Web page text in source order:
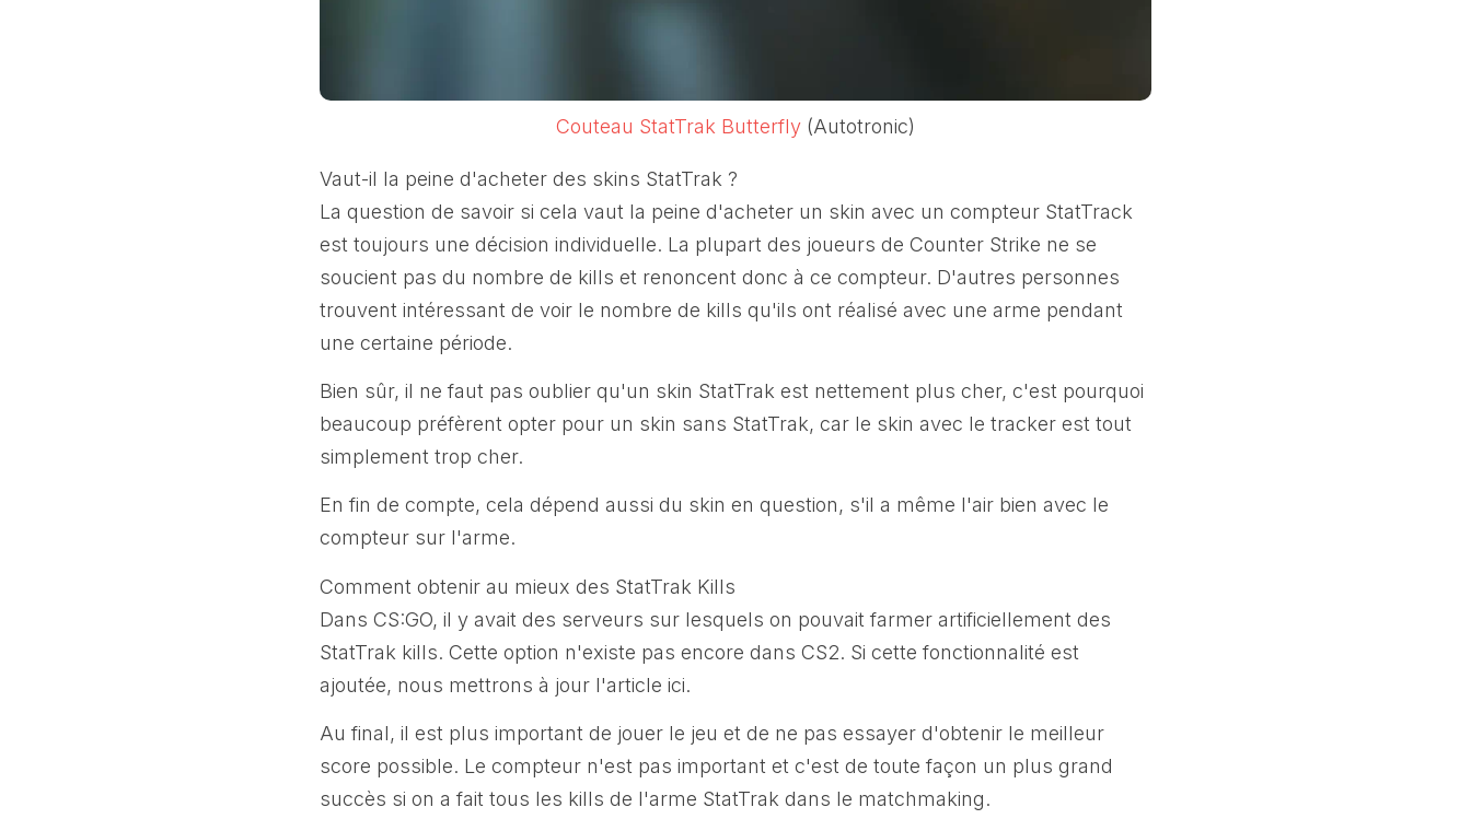
Couteau StatTrak Butterfly (Autotronic)
Vaut-il la peine d'acheter des skins StatTrak ?
La question de savoir si cela vaut la peine d'acheter un skin avec un compteur StatTrack
est toujours une décision individuelle. La plupart des joueurs de Counter Strike ne se
soucient pas du nombre de kills et renoncent donc à ce compteur. D'autres personnes
trouvent intéressant de voir le nombre de kills qu'ils ont réalisé avec une arme pendant
une certaine période.
Bien sûr, il ne faut pas oublier qu'un skin StatTrak est nettement plus cher, c'est pourquoi
beaucoup préfèrent opter pour un skin sans StatTrak, car le skin avec le tracker est tout
simplement trop cher.
En fin de compte, cela dépend aussi du skin en question, s'il a même l'air bien avec le
compteur sur l'arme.
Comment obtenir au mieux des StatTrak Kills
Dans CS:GO, il y avait des serveurs sur lesquels on pouvait farmer artificiellement des
StatTrak kills. Cette option n'existe pas encore dans CS2. Si cette fonctionnalité est
ajoutée, nous mettrons à jour l'article ici.
Au final, il est plus important de jouer le jeu et de ne pas essayer d'obtenir le meilleur
score possible. Le compteur n'est pas important et c'est de toute façon un plus grand
succès si on a fait tous les kills de l'arme StatTrak dans le matchmaking.